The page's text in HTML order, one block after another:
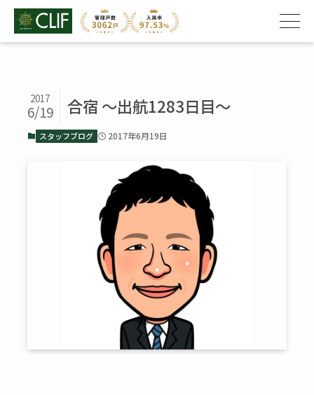
合宿 ～出航1283日目～
2017
6/19
スタッフブログ 2017年6月19日